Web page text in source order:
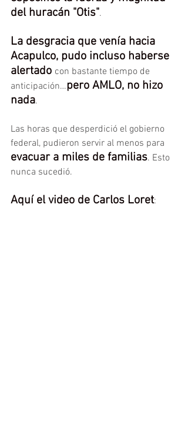
del huracán "Otis".
La desgracia que venía hacia
Acapulco, pudo incluso haberse
alertado con bastante tiempo de
anticipación…pero AMLO, no hizo
nada.
Las horas que desperdició el gobierno
federal, pudieron servir al menos para
evacuar a miles de familias. Esto
nunca sucedió.
Aquí el video de Carlos Loret: